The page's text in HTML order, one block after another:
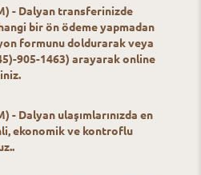
- Dalyan transferinizde
bir ön ödeme yapmadan
formunu doldurarak veya
905-1463) arayarak online
- Dalyan ulaşımlarınızda en
ekonomik ve kontroflu